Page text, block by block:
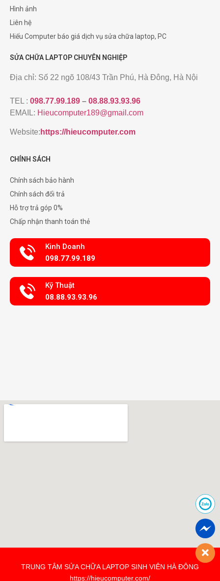
Hình ảnh
Liên hệ
Hiếu Computer báo giá dịch vụ sửa chữa laptop, PC
SỬA CHỮA LAPTOP CHUYÊN NGHIỆP
Địa chỉ: Số 22 ngõ 108/43 Trần Phú, Hà Đông, Hà Nội
TEL : 098.77.99.189 – 08.88.93.93.96
EMAIL: Hieucomputer189@gmail.com
Website: https://hieucomputer.com
CHÍNH SÁCH
Chính sách bảo hành
Chính sách đổi trả
Hỗ trợ trả góp 0%
Chấp nhận thanh toán thẻ
Kinh Doanh
098.77.99.189
Kỹ Thuật
08.88.93.93.96
TRUNG TÂM SỬA CHỮA LAPTOP SINH VIÊN HÀ ĐÔNG
https://hieucomputer.com/